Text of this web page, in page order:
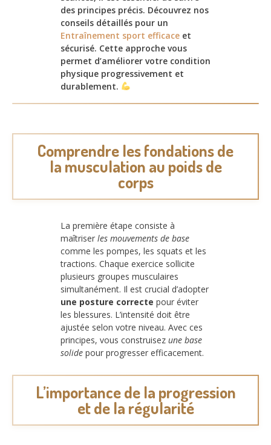
des principes précis. Découvrez nos
conseils détaillés pour un
Entraînement sport efficace et
sécurisé. Cette approche vous
permet d’améliorer votre condition
physique progressivement et
durablement.
Comprendre les fondations de
la musculation au poids de
corps
La première étape consiste à
maîtriser les mouvements de base
comme les pompes, les squats et les
tractions. Chaque exercice sollicite
plusieurs groupes musculaires
simultanément. Il est crucial d’adopter
une posture correcte pour éviter
les blessures. L’intensité doit être
ajustée selon votre niveau. Avec ces
principes, vous construisez une base
solide pour progresser efficacement.
L’importance de la progression
et de la régularité